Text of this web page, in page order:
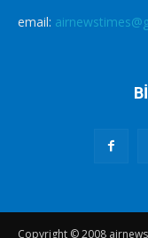
email:
Copyright © 2008